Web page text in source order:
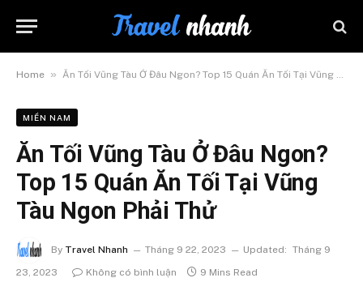
Home » Ăn Tối Vũng Tàu Ở Đâu Ngon? Top 15 Quán Ăn Tối Tại Vũng Tàu Ngon Phải Thử
MIỀN NAM
Ăn Tối Vũng Tàu Ở Đâu Ngon?
Top 15 Quán Ăn Tối Tại Vũng
Tàu Ngon Phải Thử
By Travel Nhanh Tháng 9 22, 2023 Updated: Tháng 9
23, 2023
Không có bình luận 9 Mins Read